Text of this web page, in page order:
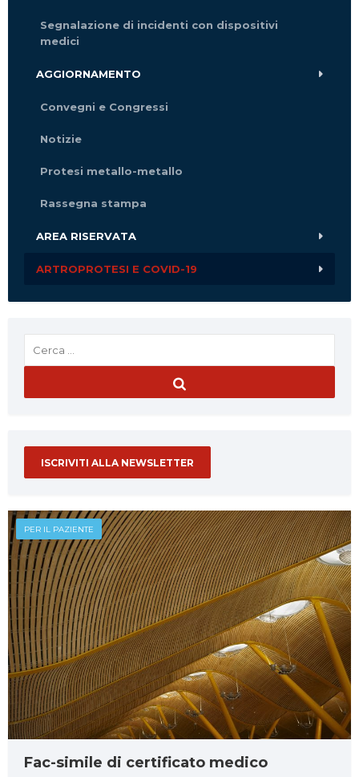
Segnalazione di incidenti con dispositivi
medici
AGGIORNAMENTO
Convegni e Congressi
Notizie
Protesi metallo-metallo
Rassegna stampa
AREA RISERVATA
ARTROPROTESI E COVID-19
ISCRIVITI ALLA NEWSLETTER
PER IL PAZIENTE
Fac-simile di certificato medico